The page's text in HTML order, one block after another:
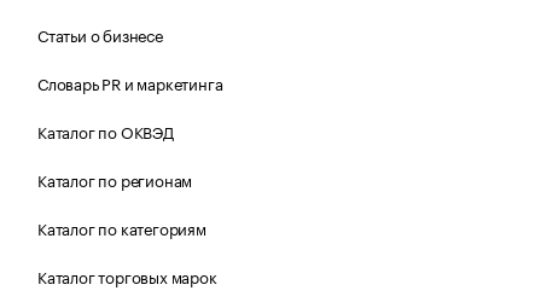
Статьи о бизнесе
Словарь PR и маркетинга
Каталог по ОКВЭД
Каталог по регионам
Каталог по категориям
Каталог торговых марок